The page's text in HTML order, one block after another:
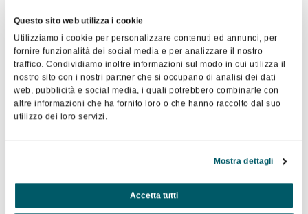
Questo sito web utilizza i cookie
Utilizziamo i cookie per personalizzare contenuti ed annunci, per
fornire funzionalità dei social media e per analizzare il nostro
traffico. Condividiamo inoltre informazioni sul modo in cui utilizza il
nostro sito con i nostri partner che si occupano di analisi dei dati
web, pubblicità e social media, i quali potrebbero combinarle con
altre informazioni che ha fornito loro o che hanno raccolto dal suo
utilizzo dei loro servizi.
Mostra dettagli
Accetta tutti
Hotel Continental Terme
Via Michele Mazzella 70 , Ischia , Napoli
0813336111